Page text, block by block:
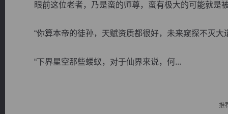
眼前这位老者，乃是蛮的师尊，蛮有极大的可能就是
“你算本帝的徒孙，天赋资质都很好，未来窥探不灭大
“下界星空那些蝼蚁，对于仙界来说，何...
推